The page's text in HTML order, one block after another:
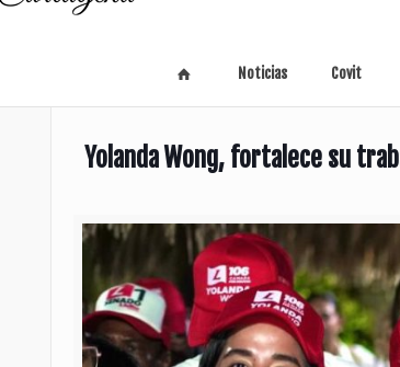
Noticias Covit
Yolanda Wong, fortalece su